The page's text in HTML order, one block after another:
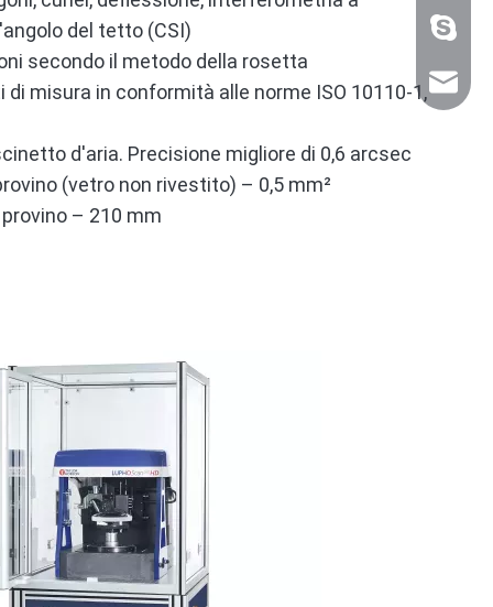
del tetto (CSI)
secondo il metodo della rosetta
misura in conformità alle norme ISO 10110-1,
d'aria. Precisione migliore di 0,6 arcsec
(vetro non rivestito) – 0,5 mm²
– 210 mm
+86